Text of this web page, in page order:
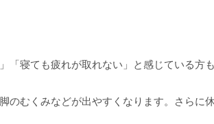
寝ても疲れが取れない」と感じている方
むくみなどが出やすくなります。さらに